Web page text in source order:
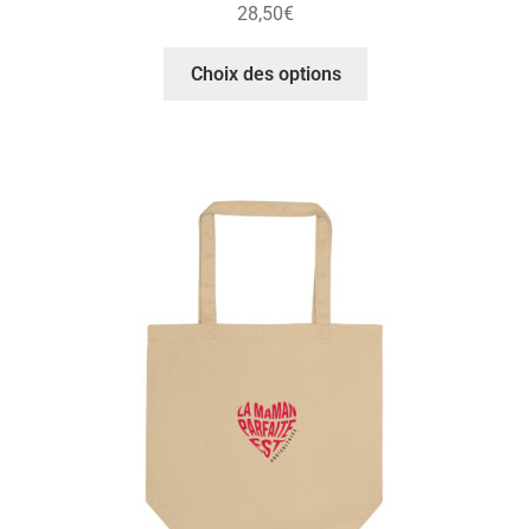
28,50€
Choix des options